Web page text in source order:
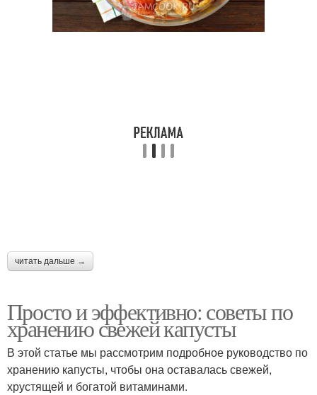
читать дальше →
Просто и эффективно: советы по
хранению свежей капусты
В этой статье мы рассмотрим подробное руководство по
хранению капусты, чтобы она оставалась свежей,
хрустящей и богатой витаминами.